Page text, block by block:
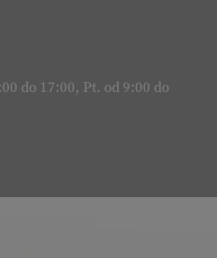
do 17:00, Pt. od 9:00 do